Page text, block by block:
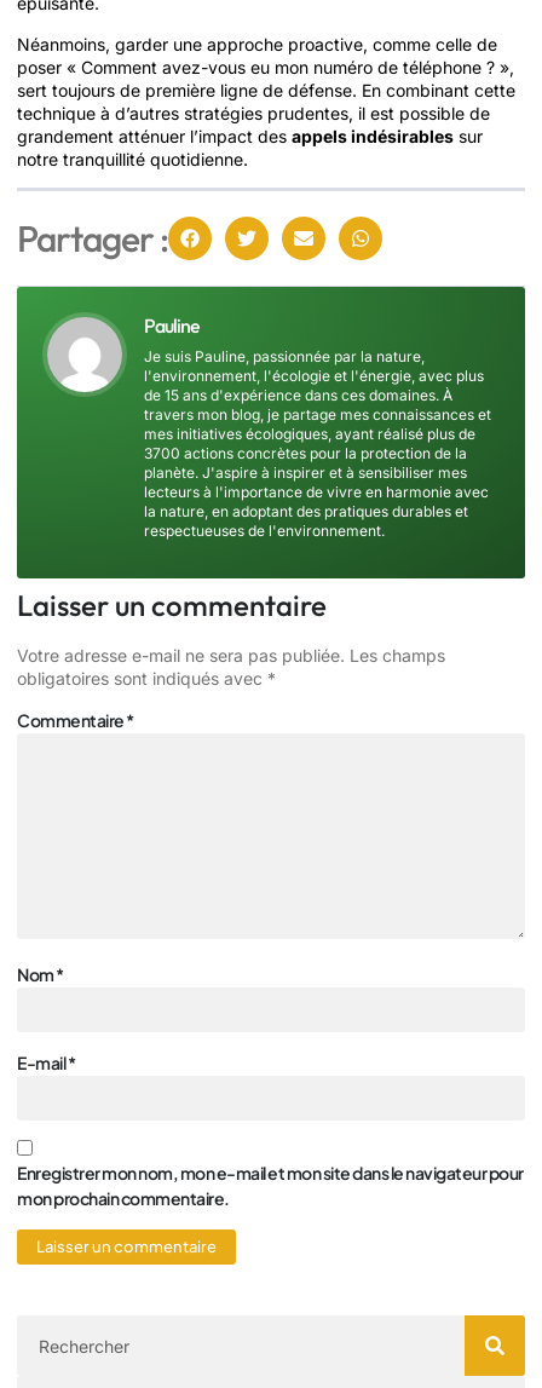
Néanmoins, garder une approche proactive, comme celle de
poser « Comment avez-vous eu mon numéro de téléphone ? »,
sert toujours de première ligne de défense. En combinant cette
technique à d’autres stratégies prudentes, il est possible de
grandement atténuer l’impact des appels indésirables sur
notre tranquillité quotidienne.
Partager :
Pauline
Je suis Pauline, passionnée par la nature,
l'environnement, l'écologie et l'énergie, avec plus
de 15 ans d'expérience dans ces domaines. À
travers mon blog, je partage mes connaissances et
mes initiatives écologiques, ayant réalisé plus de
3700 actions concrètes pour la protection de la
planète. J'aspire à inspirer et à sensibiliser mes
lecteurs à l'importance de vivre en harmonie avec
la nature, en adoptant des pratiques durables et
respectueuses de l'environnement.
Laisser un commentaire
Votre adresse e-mail ne sera pas publiée. Les champs
obligatoires sont indiqués avec *
Commentaire*
Nom*
E-mail*
Enregistrer mon nom, mon e-mail et mon site dans le navigateur pour
mon prochain commentaire.